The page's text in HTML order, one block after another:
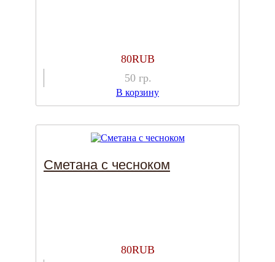
80RUB
50 гр.
В корзину
Сметана с чесноком
80RUB